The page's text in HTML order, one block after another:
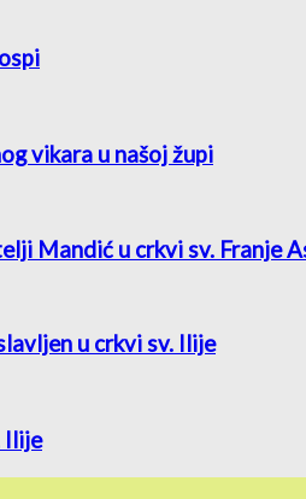
vikara u našoj župi
Mandić u crkvi sv. Franje
u crkvi sv. Ilije
Ilije